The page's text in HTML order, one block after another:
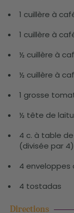
1 cuillère à
1 cuillère à
½ cuillère à
½ cuillère à
1 grosse
½ tête de
4 c. à table
(divisée par 4)
4 enveloppes
4 tostadas
Directions